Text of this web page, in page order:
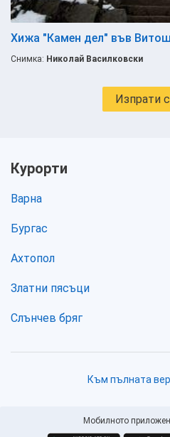
Хижа "Камен дел" във
Снимка: Николай Василковски
Изпрати
Курорти
Варна
Бургас
Ахтопол
Златни пясъци
Слънчев бряг
Към пълната
Мобилното